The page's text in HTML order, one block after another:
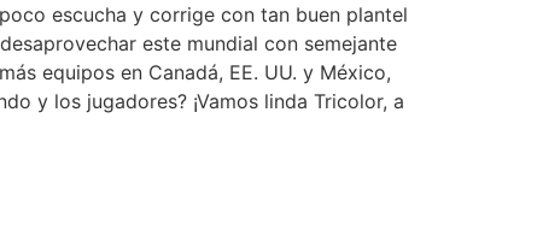
escucha y corrige con tan buen plantel
este mundial con semejante
equipos en Canadá, EE. UU. y México,
y los jugadores? ¡Vamos linda Tricolor, a